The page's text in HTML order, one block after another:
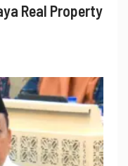
Real Property